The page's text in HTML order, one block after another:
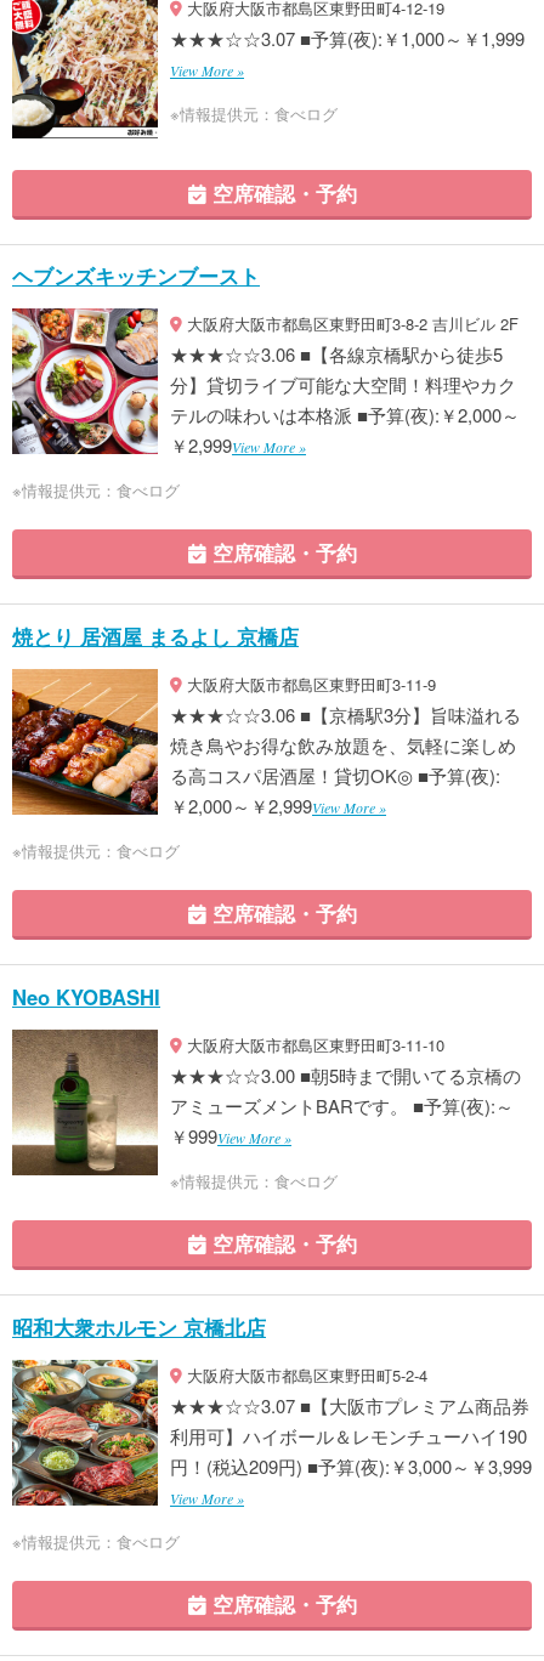
大阪府大阪市都島区東野田町4-12-19
★★★☆☆3.07 ■予算(夜):￥1,000～￥1,999
View More »
※情報提供元：食べログ
空席確認・予約
ヘブンズキッチンブースト
大阪府大阪市都島区東野田町3-8-2 吉川ビル 2F
★★★☆☆3.06 ■【各線京橋駅から徒歩5
分】貸切ライブ可能な大空間！料理やカク
テルの味わいは本格派 ■予算(夜):￥2,000～
￥2,999View More »
※情報提供元：食べログ
空席確認・予約
焼とり 居酒屋 まるよし 京橋店
大阪府大阪市都島区東野田町3-11-9
★★★☆☆3.06 ■【京橋駅3分】旨味溢れる
焼き鳥やお得な飲み放題を、気軽に楽しめ
る高コスパ居酒屋！貸切OK◎ ■予算(夜):
￥2,000～￥2,999View More »
※情報提供元：食べログ
空席確認・予約
Neo KYOBASHI
大阪府大阪市都島区東野田町3-11-10
★★★☆☆3.00 ■朝5時まで開いてる京橋の
アミューズメントBARです。 ■予算(夜):～
￥999View More »
※情報提供元：食べログ
空席確認・予約
昭和大衆ホルモン 京橋北店
大阪府大阪市都島区東野田町5-2-4
★★★☆☆3.07 ■【大阪市プレミアム商品券
利用可】ハイボール＆レモンチューハイ190
円！(税込209円) ■予算(夜):￥3,000～￥3,999
View More »
※情報提供元：食べログ
空席確認・予約